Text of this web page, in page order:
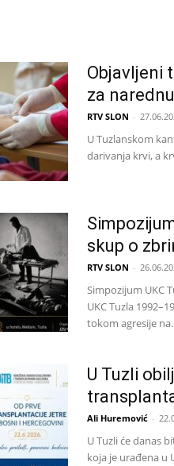
Objavljeni
za
RTV SLON -
U Tuzlanskom
darivanja krvi, a
skup o
RTV SLON -
Simpozijum UKC
UKC Tuzla
tokom agresije
U Tuzli
Ali Huremović -
U Tuzli će danas
koja je urađena u